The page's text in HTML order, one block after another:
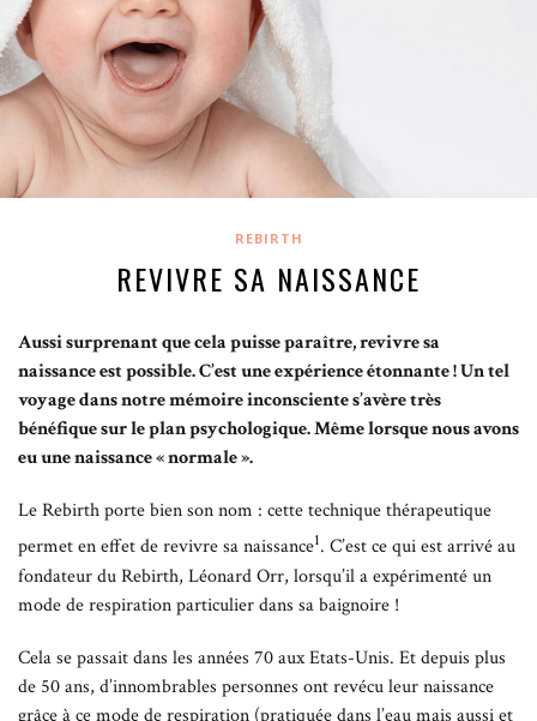
REBIRTH
REVIVRE SA NAISSANCE
Aussi surprenant que cela puisse paraître, revivre sa
naissance est possible. C’est une expérience étonnante ! Un tel
voyage dans notre mémoire inconsciente s’avère très
bénéfique sur le plan psychologique. Même lorsque nous avons
eu une naissance « normale ».
Le Rebirth porte bien son nom : cette technique thérapeutique
permet en effet de revivre sa naissance1. C’est ce qui est arrivé au
fondateur du Rebirth, Léonard Orr, lorsqu’il a expérimenté un
mode de respiration particulier dans sa baignoire !
Cela se passait dans les années 70 aux Etats-Unis. Et depuis plus
de 50 ans, d’innombrables personnes ont revécu leur naissance
grâce à ce mode de respiration (pratiquée dans l’eau mais aussi et